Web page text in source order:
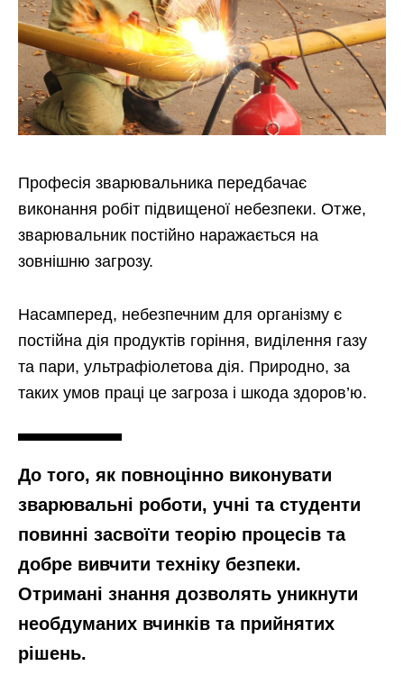
Професія зварювальника передбачає
виконання робіт підвищеної небезпеки. Отже,
зварювальник постійно наражається на
зовнішню загрозу.
Насамперед, небезпечним для організму є
постійна дія продуктів горіння, виділення газу
та пари, ультрафіолетова дія. Природно, за
таких умов праці це загроза і шкода здоров’ю.
До того, як повноцінно виконувати
зварювальні роботи, учні та студенти
повинні засвоїти теорію процесів та
добре вивчити техніку безпеки.
Отримані знання дозволять уникнути
необдуманих вчинків та прийнятих
рішень.